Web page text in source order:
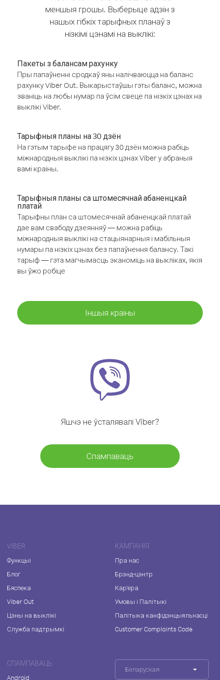
меншыя грошы. Выберыце адзін з
нашых гібкіх тарыфных планаў з
нізкімі цэнамі на выклікі:
Пакеты з балансам рахунку
Пры папаўненні сродкаў яны налічваюцца на баланс
рахунку Viber Out. Выкарыстаўшы гэты баланс, можна
званіць на любы нумар па ўсім свеце па нізкіх цэнах на
выклікі Viber.
Тарыфныя планы на 30 дзён
На гэтым тарыфе на працягу 30 дзён можна рабіць
міжнародныя выклікі па нізкіх цэнах Viber у абраныя
вамі краіны.
Тарыфныя планы са штомесячнай абаненцкай
платай
Тарыфны план са штомесячнай абаненцкай платай
дае вам свабоду дзеянняў — можна рабіць
міжнародныя выклікі на стацыянарныя і мабільныя
нумары па нізкіх цэнах без папаўнення балансу. Такі
тарыф — гэта магчымасць эканоміць на выкліках, якія
вы ўжо робіце
Іншыя краіны
Яшчэ не ўсталявалі Viber?
Спампаваць
VIBER
Функцыі
Блог
Бяспека
Viber Out
Цэны на выклікі
Служба падтрымкі
КАМПАНІЯ
Пра нас
Брэнд-цэнтр
Кар'ера
Умовы і Палітыкі
Палітыка канфідэнцыяльнасці
Customer Complaints Code
СПАМПАВАЦЬ
Android
Беларуская